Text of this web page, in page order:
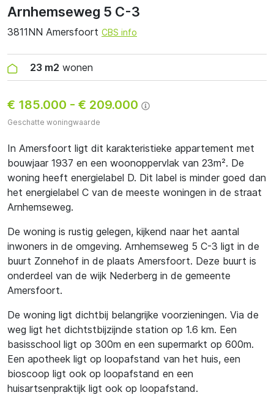
Arnhemseweg 5 C-3
3811NN Amersfoort CBS info
23 m2 wonen
€ 185.000 - € 209.000
Geschatte woningwaarde
In Amersfoort ligt dit karakteristieke appartement met
bouwjaar 1937 en een woonoppervlak van 23m². De
woning heeft energielabel D. Dit label is minder goed dan
het energielabel C van de meeste woningen in de straat
Arnhemseweg.
De woning is rustig gelegen, kijkend naar het aantal
inwoners in de omgeving. Arnhemseweg 5 C-3 ligt in de
buurt Zonnehof in de plaats Amersfoort. Deze buurt is
onderdeel van de wijk Nederberg in de gemeente
Amersfoort.
De woning ligt dichtbij belangrijke voorzieningen. Via de
weg ligt het dichtstbijzijnde station op 1.6 km. Een
basisschool ligt op 300m en een supermarkt op 600m.
Een apotheek ligt op loopafstand van het huis, een
bioscoop ligt ook op loopafstand en een
huisartsenpraktijk ligt ook op loopafstand.